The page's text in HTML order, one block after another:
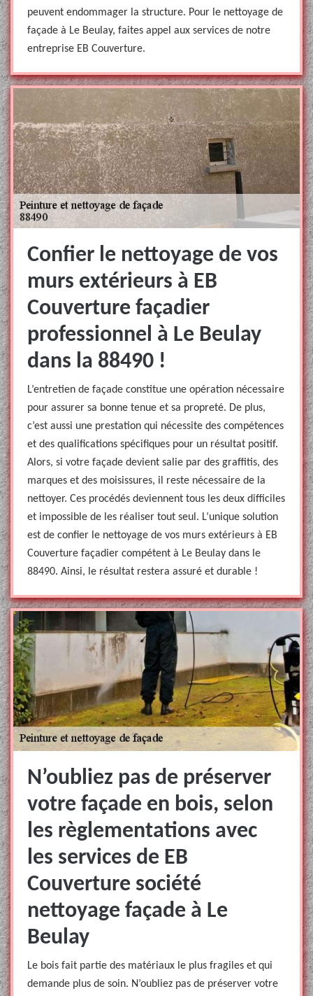
peuvent endommager la structure. Pour le nettoyage de
façade à Le Beulay, faites appel aux services de notre
entreprise EB Couverture.
Confier le nettoyage de vos
murs extérieurs à EB
Couverture façadier
professionnel à Le Beulay
dans la 88490 !
L’entretien de façade constitue une opération nécessaire
pour assurer sa bonne tenue et sa propreté. De plus,
c’est aussi une prestation qui nécessite des compétences
et des qualifications spécifiques pour un résultat positif.
Alors, si votre façade devient salie par des graffitis, des
marques et des moisissures, il reste nécessaire de la
nettoyer. Ces procédés deviennent tous les deux difficiles
et impossible de les réaliser tout seul. L’unique solution
est de confier le nettoyage de vos murs extérieurs à EB
Couverture façadier compétent à Le Beulay dans le
88490. Ainsi, le résultat restera assuré et durable !
N’oubliez pas de préserver
votre façade en bois, selon
les règlementations avec
les services de EB
Couverture société
nettoyage façade à Le
Beulay
Le bois fait partie des matériaux le plus fragiles et qui
demande plus de soin. N’oubliez pas de préserver votre